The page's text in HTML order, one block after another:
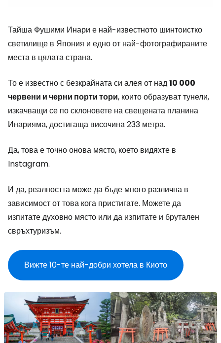
Тайша Фушими Инари е най-известното шинтоистко
светилище в Япония и едно от най-фотографираните
места в цялата страна.
То е известно с безкрайната си алея от над10 000
червени и черни порти тори, които образуват тунели,
изкачващи се по склоновете на свещената планина
Инарияма, достигаща височина 233 метра.
Да, това е точно онова място, което видяхте в
Instagram.
И да, реалността може да бъде много различна в
зависимост от това кога пристигате. Можете да
изпитате духовно място или да изпитате и брутален
свръхтуризъм.
Вижте 10-те най-добри хотела в Киото